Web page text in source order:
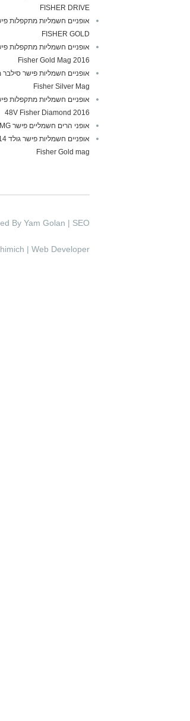
FISHER DRIVE
FISHER GOLD
אופניים חשמליות מתקפלות
2016 Fisher Gold Mag
Fisher Silver Mag
אופניים חשמליות מתקפלות
2016 48V Fisher Diamond
אופני הרים חשמליים פישר Fisher AMG
Fisher Gold mag
By Yam Golan | SEO
| Web Developer